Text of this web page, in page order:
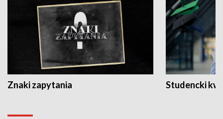
Znaki zapytania Studencki